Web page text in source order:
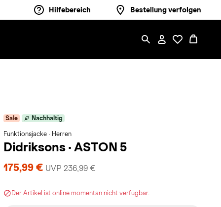
Hilfebereich Bestellung verfolgen
Sale Nachhaltig
Funktionsjacke · Herren
Didriksons · ASTON 5
175,99 € UVP 236,99 €
Der Artikel ist online momentan nicht verfügbar.